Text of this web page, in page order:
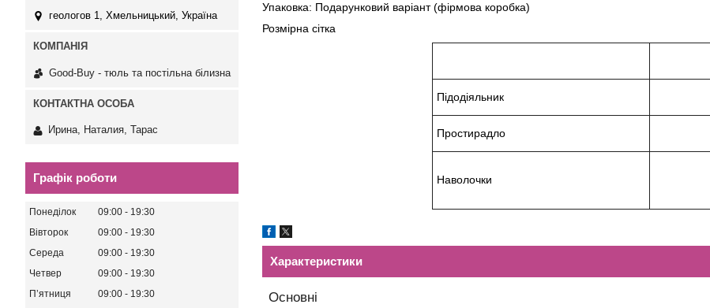
Упаковка: Подарунковий варіант (фірмова коробка)
Розмірна сітка
Підодіяльник
Простирадло
Наволочки
Характеристики
Основні
геологов 1, Хмельницький, Україна
Good-Buy - тюль та постільна білизна
Ирина, Наталия, Тарас
Графік роботи
Понеділок 09:00
19:30
Вівторок
09:00
19:30
Середа
09:00
19:30
Четвер
09:00
19:30
Пʼятниця
09:00
19:30